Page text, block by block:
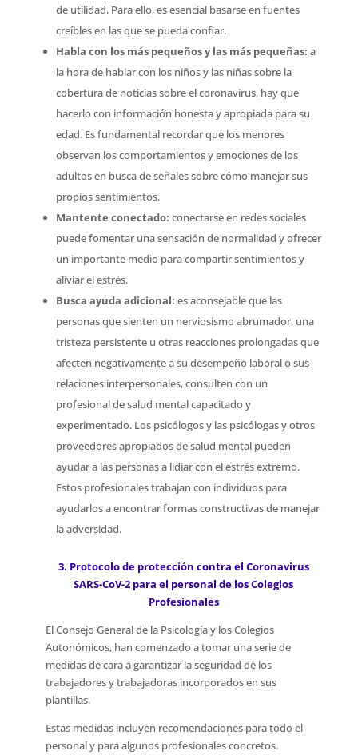
de utilidad. Para ello, es esencial basarse en fuentes
creíbles en las que se pueda confiar.
Habla con los más pequeños y las más pequeñas: a
la hora de hablar con los niños y las niñas sobre la
cobertura de noticias sobre el coronavirus, hay que
hacerlo con información honesta y apropiada para su
edad. Es fundamental recordar que los menores
observan los comportamientos y emociones de los
adultos en busca de señales sobre cómo manejar sus
propios sentimientos.
Mantente conectado: conectarse en redes sociales
puede fomentar una sensación de normalidad y ofrecer
un importante medio para compartir sentimientos y
aliviar el estrés.
Busca ayuda adicional: es aconsejable que las
personas que sienten un nerviosismo abrumador, una
tristeza persistente u otras reacciones prolongadas que
afecten negativamente a su desempeño laboral o sus
relaciones interpersonales, consulten con un
profesional de salud mental capacitado y
experimentado. Los psicólogos y las psicólogas y otros
proveedores apropiados de salud mental pueden
ayudar a las personas a lidiar con el estrés extremo.
Estos profesionales trabajan con individuos para
ayudarlos a encontrar formas constructivas de manejar
la adversidad.
3. Protocolo de protección contra el Coronavirus
SARS-CoV-2 para el personal de los Colegios
Profesionales
El Consejo General de la Psicología y los Colegios
Autonómicos, han comenzado a tomar una serie de
medidas de cara a garantizar la seguridad de los
trabajadores y trabajadoras incorporados en sus
plantillas.
Estas medidas incluyen recomendaciones para todo el
personal y para algunos profesionales concretos.